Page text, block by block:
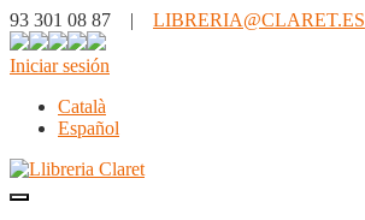
93 301 08 87 | LIBRERIA@CLARET.ES
Iniciar sesión
Català
Español